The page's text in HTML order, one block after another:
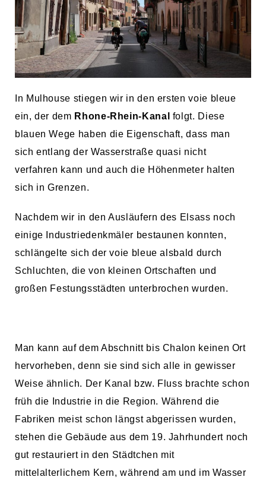
In Mulhouse stiegen wir in den ersten voie bleue
ein, der dem Rhone-Rhein-Kanal folgt. Diese
blauen Wege haben die Eigenschaft, dass man
sich entlang der Wasserstraße quasi nicht
verfahren kann und auch die Höhenmeter halten
sich in Grenzen.
Nachdem wir in den Ausläufern des Elsass noch
einige Industriedenkmäler bestaunen konnten,
schlängelte sich der voie bleue alsbald durch
Schluchten, die von kleinen Ortschaften und
großen Festungsstädten unterbrochen wurden.
Man kann auf dem Abschnitt bis Chalon keinen Ort
hervorheben, denn sie sind sich alle in gewisser
Weise ähnlich. Der Kanal bzw. Fluss brachte schon
früh die Industrie in die Region. Während die
Fabriken meist schon längst abgerissen wurden,
stehen die Gebäude aus dem 19. Jahrhundert noch
gut restauriert in den Städtchen mit
mittelalterlichem Kern, während am und im Wasser